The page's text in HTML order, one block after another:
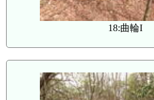
18:曲輪I